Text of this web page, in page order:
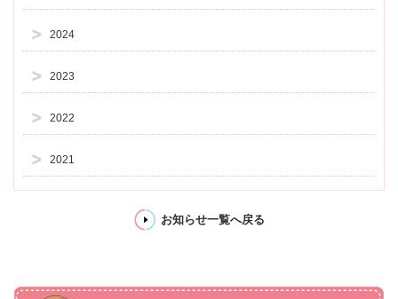
2024
2023
2022
2021
お知らせ一覧へ戻る